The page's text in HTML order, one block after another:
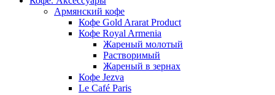
Армянский кофе
Кофе Gold Ararat Product
Кофе Royal Armenia
Жареный молотый
Растворимый
Жареный в зернах
Кофе Jezva
Le Café Paris